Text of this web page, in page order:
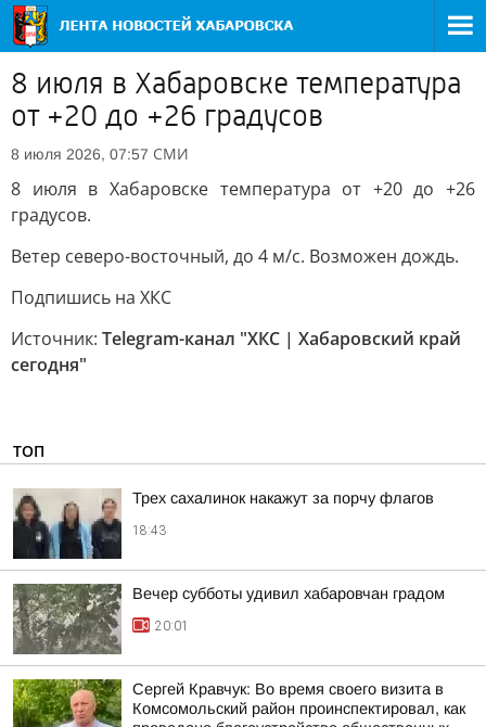
8 июля в Хабаровске температура
от +20 до +26 градусов
8 июля 2026, 07:57 СМИ
8 июля в Хабаровске температура от +20 до +26
градусов.
Ветер северо-восточный, до 4 м/с. Возможен дождь.
Подпишись на ХКС
Источник: Telegram-канал "ХКС | Хабаровский край
сегодня"
ТОП
Трех сахалинок накажут за порчу флагов
18:43
Вечер субботы удивил хабаровчан градом
20:01
Сергей Кравчук: Во время своего визита в
Комсомольский район проинспектировал, как